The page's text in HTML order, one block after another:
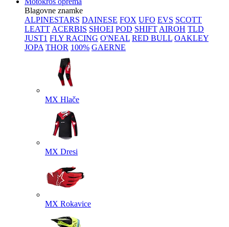
Blagovne znamke
ALPINESTARS DAINESE FOX UFO EVS SCOTT
LEATT ACERBIS SHOEI POD SHIFT AIROH TLD
JUST1 FLY RACING O'NEAL RED BULL OAKLEY
JOPA THOR 100% GAERNE
MX Hlače
MX Dresi
MX Rokavice